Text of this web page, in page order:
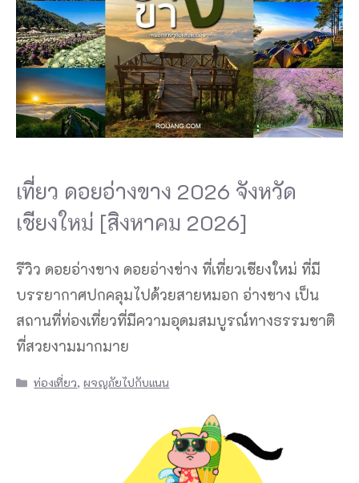
เที่ยว ดอยอ่างขาง 2026 จังหวัด
เชียงใหม่ [สิงหาคม 2026]
รีวิว ดอยอ่างขาง ดอยอ่างข่าง ที่เที่ยวเชียงใหม่ ที่มี
บรรยากาศปกคลุมไปด้วยสายหมอก อ่างขาง เป็น
สถานที่ท่องเที่ยวที่มีความอุดมสมบูรณ์ทางธรรมชาติ
ที่สวยงามมากมาย
Categories
ท่องเที่ยว,ผจญภัยไปกับแนน